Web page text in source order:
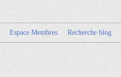
Espace Membres Recherche blog